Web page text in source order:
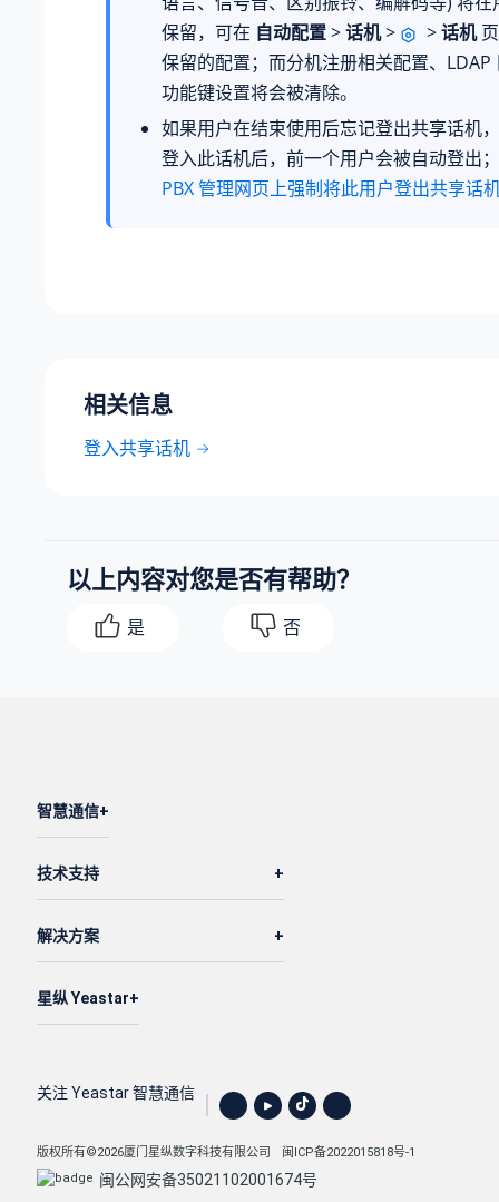
保留，可在 自动配置>话机> >话机
保留的配置；而分机注册相关配置、LDAP
功能键设置将会被清除。
如果用户在结束使用后忘记登出共享话机
登入此话机后，前一个用户会被自动登出
PBX 管理网页上强制将此用户登出共享话
相关信息
登入共享话机
以上内容对您是否有帮助？
是 否
智慧通信
技术支持
解决方案
星纵 Yeastar
关注 Yeastar 智慧通信
版权所有©2026厦门星纵数字科技有限公司 闽ICP备2022015818号-1
闽公网安备35021102001674号